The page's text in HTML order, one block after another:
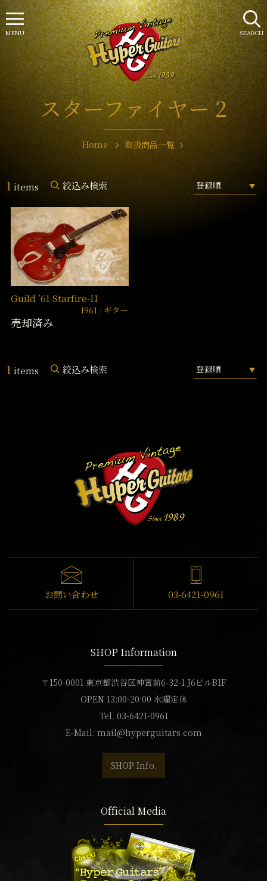
スターファイヤー 2
Home 取扱商品一覧
1 items 絞込み検索
Guild ’61 Starfire-II
1961 ギター
売却済み
1 items 絞込み検索
SEARCH
MENU
お問い合わせ 03-6421-0961
SHOP Information
〒150-0001 東京都渋谷区神宮前6-32-1 J6ビルB1F
OPEN 13:00-20:00 水曜定休
Tel. 03-6421-0961
E-Mail: mail@hyperguitars.com
SHOP Info.
Official Media